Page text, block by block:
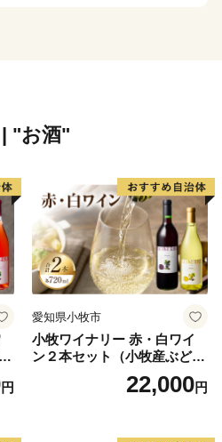
土記に登場する大人（おおひ
が町のＰＲをしています。
報番組「キャスト」で「 畑
中義和商店 」” つやの玉 ”が紹介されました！
にゃく美肌たおる』×2ｾｯﾄ
"お酒"
円
愛知県小牧市
小牧ワイナリー 赤・白ワイ
ン２本セット（小牧産ぶどう
22,000円